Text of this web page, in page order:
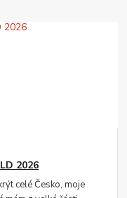
2026
celé Česko, moje